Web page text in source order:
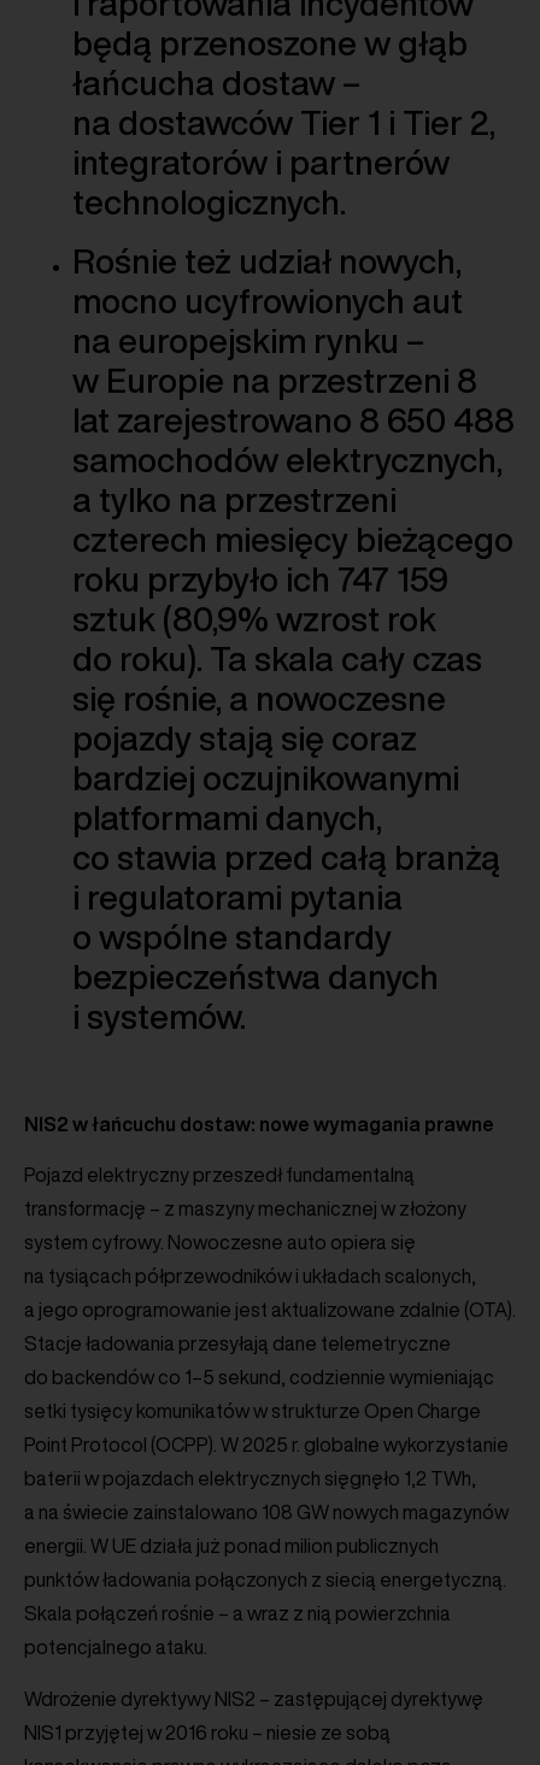
będą przenoszone w głąb
łańcucha dostaw –
na dostawców Tier 1 i Tier 2,
integratorów i partnerów
technologicznych.
Rośnie też udział nowych,
mocno ucyfrowionych aut
na europejskim rynku –
w Europie na przestrzeni 8
lat zarejestrowano 8 650 488
samochodów elektrycznych,
a tylko na przestrzeni
czterech miesięcy bieżącego
roku przybyło ich 747 159
sztuk (80,9% wzrost rok
do roku). Ta skala cały czas
się rośnie, a nowoczesne
pojazdy stają się coraz
bardziej oczujnikowanymi
platformami danych,
co stawia przed całą branżą
i regulatorami pytania
o wspólne standardy
bezpieczeństwa danych
i systemów.
NIS2 w łańcuchu dostaw: nowe wymagania prawne
Pojazd elektryczny przeszedł fundamentalną
transformację – z maszyny mechanicznej w złożony
system cyfrowy. Nowoczesne auto opiera się
na tysiącach półprzewodników i układach scalonych,
a jego oprogramowanie jest aktualizowane zdalnie (OTA).
Stacje ładowania przesyłają dane telemetryczne
do backendów co 1–5 sekund, codziennie wymieniając
setki tysięcy komunikatów w strukturze Open Charge
Point Protocol (OCPP). W 2025 r. globalne wykorzystanie
baterii w pojazdach elektrycznych sięgnęło 1,2 TWh,
a na świecie zainstalowano 108 GW nowych magazynów
energii. W UE działa już ponad milion publicznych
punktów ładowania połączonych z siecią energetyczną.
Skala połączeń rośnie – a wraz z nią powierzchnia
potencjalnego ataku.
Wdrożenie dyrektywy NIS2 – zastępującej dyrektywę
NIS1 przyjętej w 2016 roku – niesie ze sobą